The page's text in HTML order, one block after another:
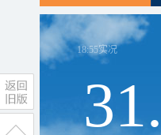
18:55实况